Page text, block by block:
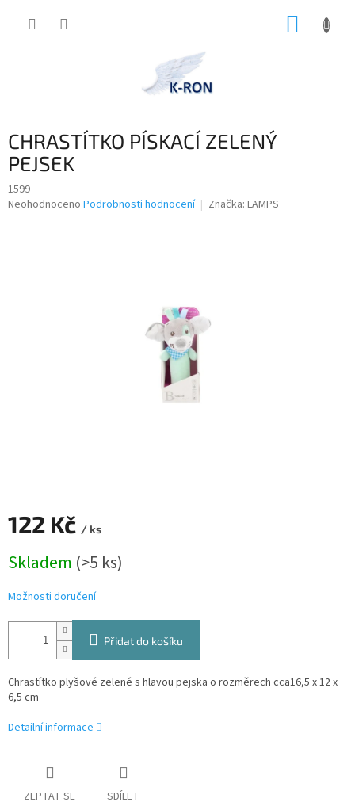
CHRASTÍTKO PÍSKACÍ ZELENÝ
PEJSEK
1599
Průměrné
Neohodnoceno Podrobnosti hodnocení Značka: LAMPS
122 Kč / ks
cena:
Skladem (>5 ks)
Možnosti doručení
Přidat do košíku
Chrastítko plyšové zelené s hlavou pejska o rozměrech cca16,5 x 12 x
6,5 cm
Detailní informace
ZEPTAT SE SDÍLET